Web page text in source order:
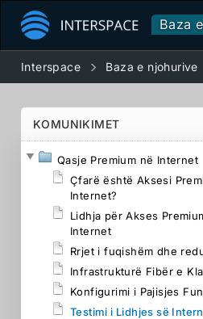
Baza
Interspace Baza e njohurive
KOMUNIKIMET
Qasje Premium në Internet
Çfarë është Aksesi
Internet?
Lidhja për Akses
Internet
Rrjet i fuqishëm dhe
Infrastrukturë Fibër e
Konfigurimi i Pajisjes
Testimi i Lidhjes së